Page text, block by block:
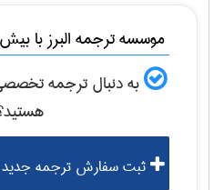
موسسه ترجمه البرز با
به دنبال ترجمه
ثبت سفارش ترجمه جدید